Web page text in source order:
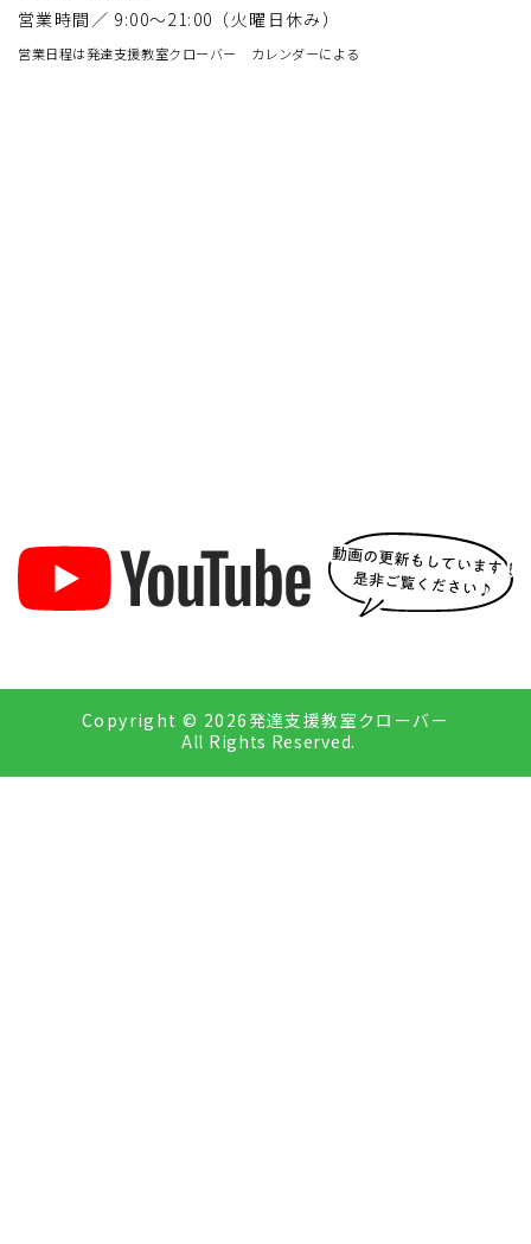
営業時間／ 9:00～21:00（火曜日休み）
営業日程は発達支援教室クローバー カレンダーによる
Copyright © 2026発達支援教室クローバー
All Rights Reserved.